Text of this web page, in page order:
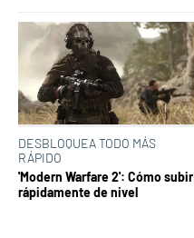
DESBLOQUEA TODO MÁS
RÁPIDO
'Modern Warfare 2': Cómo subir
rápidamente de nivel